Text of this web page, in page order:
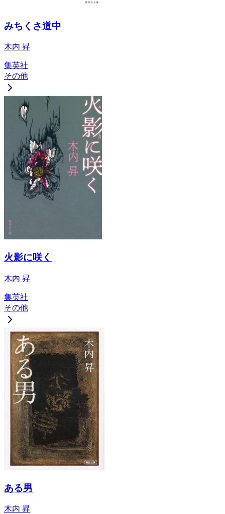
みちくさ道中
木内 昇
集英社
その他
火影に咲く
木内 昇
集英社
その他
ある男
木内 昇